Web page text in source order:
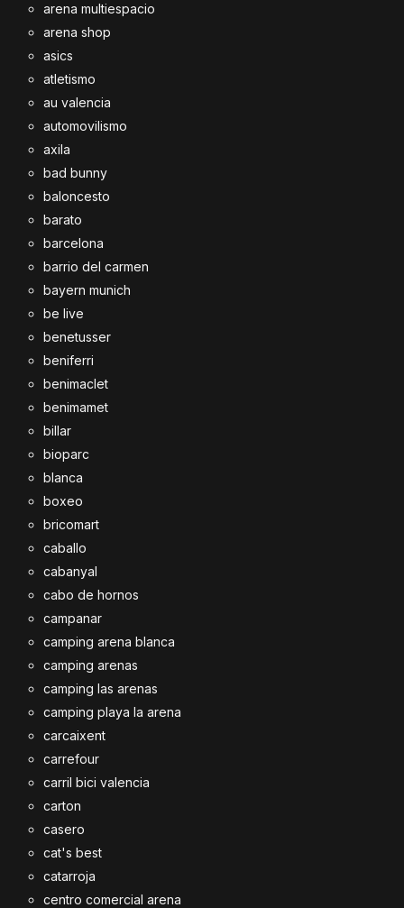
arena multiespacio
arena shop
asics
atletismo
au valencia
automovilismo
axila
bad bunny
baloncesto
barato
barcelona
barrio del carmen
bayern munich
be live
benetusser
beniferri
benimaclet
benimamet
billar
bioparc
blanca
boxeo
bricomart
caballo
cabanyal
cabo de hornos
campanar
camping arena blanca
camping arenas
camping las arenas
camping playa la arena
carcaixent
carrefour
carril bici valencia
carton
casero
cat's best
catarroja
centro comercial arena